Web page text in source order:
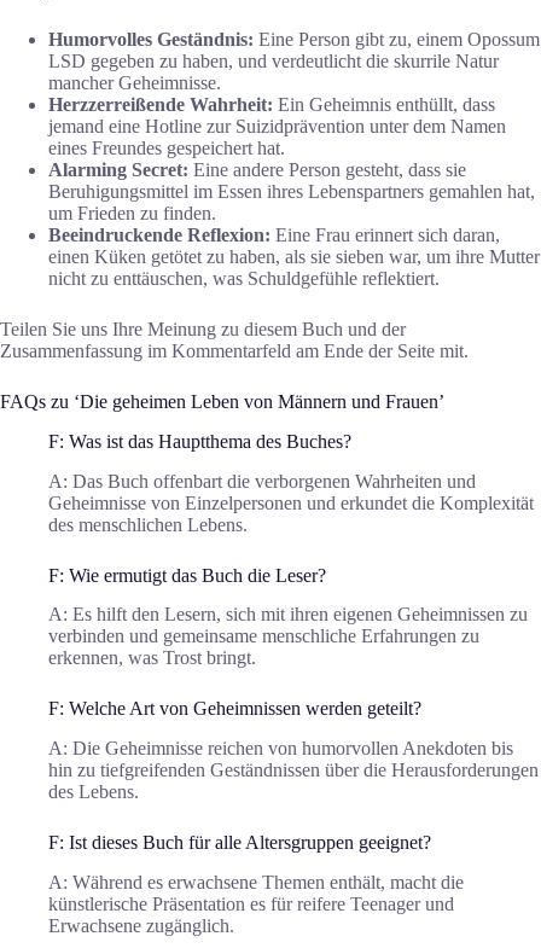
Humorvolles Geständnis: Eine Person gibt zu, einem Opossum
LSD gegeben zu haben, und verdeutlicht die skurrile Natur
mancher Geheimnisse.
Herzzerreißende Wahrheit: Ein Geheimnis enthüllt, dass
jemand eine Hotline zur Suizidprävention unter dem Namen
eines Freundes gespeichert hat.
Alarming Secret: Eine andere Person gesteht, dass sie
Beruhigungsmittel im Essen ihres Lebenspartners gemahlen hat,
um Frieden zu finden.
Beeindruckende Reflexion: Eine Frau erinnert sich daran,
einen Küken getötet zu haben, als sie sieben war, um ihre Mutter
nicht zu enttäuschen, was Schuldgefühle reflektiert.
Teilen Sie uns Ihre Meinung zu diesem Buch und der
Zusammenfassung im Kommentarfeld am Ende der Seite mit.
FAQs zu ‘Die geheimen Leben von Männern und Frauen’
F: Was ist das Hauptthema des Buches?
A: Das Buch offenbart die verborgenen Wahrheiten und
Geheimnisse von Einzelpersonen und erkundet die Komplexität
des menschlichen Lebens.
F: Wie ermutigt das Buch die Leser?
A: Es hilft den Lesern, sich mit ihren eigenen Geheimnissen zu
verbinden und gemeinsame menschliche Erfahrungen zu
erkennen, was Trost bringt.
F: Welche Art von Geheimnissen werden geteilt?
A: Die Geheimnisse reichen von humorvollen Anekdoten bis
hin zu tiefgreifenden Geständnissen über die Herausforderungen
des Lebens.
F: Ist dieses Buch für alle Altersgruppen geeignet?
A: Während es erwachsene Themen enthält, macht die
künstlerische Präsentation es für reifere Teenager und
Erwachsene zugänglich.